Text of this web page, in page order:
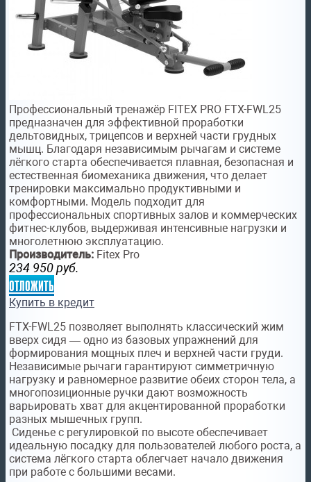
Профессиональный тренажёр FITEX PRO FTX-FWL25
предназначен для эффективной проработки
дельтовидных, трицепсов и верхней части грудных
мышц. Благодаря независимым рычагам и системе
лёгкого старта обеспечивается плавная, безопасная и
естественная биомеханика движения, что делает
тренировки максимально продуктивными и
комфортными. Модель подходит для
профессиональных спортивных залов и коммерческих
фитнес-клубов, выдерживая интенсивные нагрузки и
многолетнюю эксплуатацию.
Производитель: Fitex Pro
234 950 руб.
отложить
Купить в кредит
FTX-FWL25 позволяет выполнять классический жим
вверх сидя — одно из базовых упражнений для
формирования мощных плеч и верхней части груди.
Независимые рычаги гарантируют симметричную
нагрузку и равномерное развитие обеих сторон тела, а
многопозиционные ручки дают возможность
варьировать хват для акцентированной проработки
разных мышечных групп.
Сиденье с регулировкой по высоте обеспечивает
идеальную посадку для пользователей любого роста, а
система лёгкого старта облегчает начало движения
при работе с большими весами.